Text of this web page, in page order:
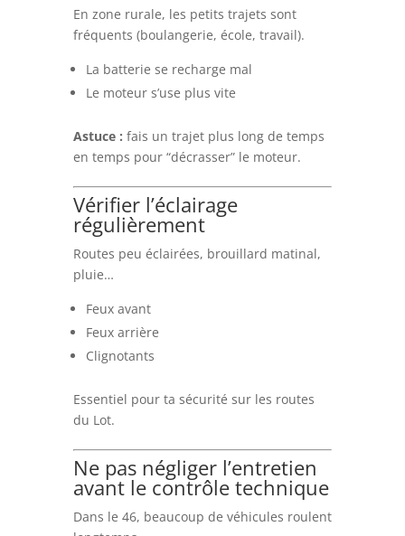
En zone rurale, les petits trajets sont
fréquents (boulangerie, école, travail).
La batterie se recharge mal
Le moteur s’use plus vite
Astuce : fais un trajet plus long de temps
en temps pour “décrasser” le moteur.
Vérifier l’éclairage
régulièrement
Routes peu éclairées, brouillard matinal,
pluie…
Feux avant
Feux arrière
Clignotants
Essentiel pour ta sécurité sur les routes
du Lot.
Ne pas négliger l’entretien
avant le contrôle technique
Dans le 46, beaucoup de véhicules roulent